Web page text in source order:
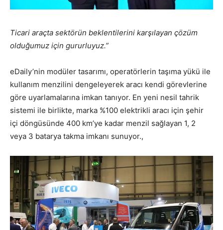
Ticari araçta sektörün beklentilerini karşılayan çözüm
olduğumuz için gururluyuz.”
eDaily’nin modüler tasarımı, operatörlerin taşıma yükü ile
kullanım menzilini dengeleyerek aracı kendi görevlerine
göre uyarlamalarına imkan tanıyor. En yeni nesil tahrik
sistemi ile birlikte, marka %100 elektrikli aracı için şehir
içi döngüsünde 400 km’ye kadar menzil sağlayan 1, 2
veya 3 batarya takma imkanı sunuyor.,